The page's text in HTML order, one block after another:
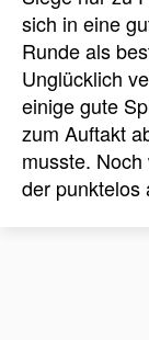
sich in eine
Runde als
Unglücklich
einige gute
zum Auftakt
musste.
der punktelos